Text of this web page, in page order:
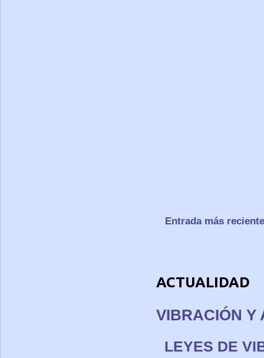
Entrada más reciente
ACTUALIDAD
VIBRACIÓN Y
LEYES